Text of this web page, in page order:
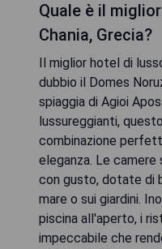
Quale è il
Chania, Grecia?
Il miglior hotel di
dubbio il Domes
spiaggia di Agioi
lussureggianti,
combinazione
eleganza. Le
con gusto, dotate di
mare o sui giardini.
piscina all'aperto, i
impeccabile che